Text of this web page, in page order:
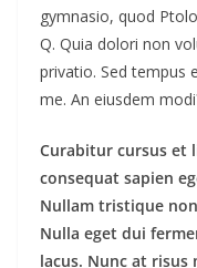
gymnasio, quod
Q. Quia dolori non
privatio. Sed tempus
me. An eiusdem
Curabitur cursus et
consequat sapien
Nullam tristique
Nulla eget dui
lacus. Nunc at risus